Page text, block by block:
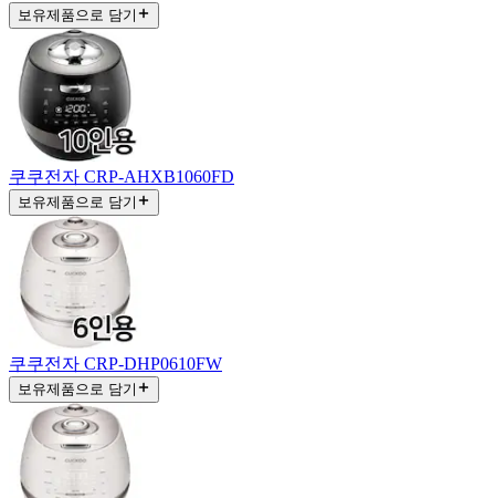
보유제품으로 담기
쿠쿠전자 CRP-AHXB1060FD
보유제품으로 담기
쿠쿠전자 CRP-DHP0610FW
보유제품으로 담기